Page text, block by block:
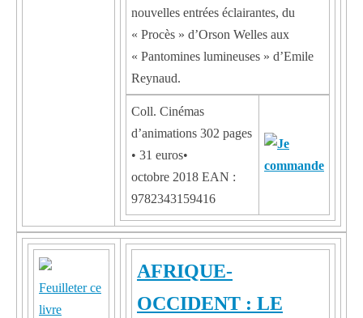
nouvelles entrées éclairantes, du
« Procès » d’Orson Welles aux
« Pantomines lumineuses » d’Emile
Reynaud.
Coll. Cinémas
d’animations 302 pages
• 31 euros•
octobre 2018 EAN :
9782343159416
Feuilleter ce
livre
AFRIQUE-
OCCIDENT : LE